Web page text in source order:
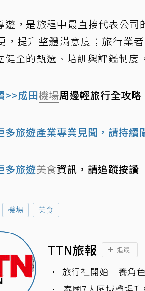
遊，是旅程中最直接代表公
，提升整體滿意度；旅行業
健全的甄選、培訓與評鑑制度
>>成田機場周邊輕旅行全攻
多旅遊產業專業見聞，請持續
多旅遊美食資訊，請追蹤按讚
機場 美食
TTN旅報 追蹤
旅行社開始「養角
牌IP 賦能直客、社